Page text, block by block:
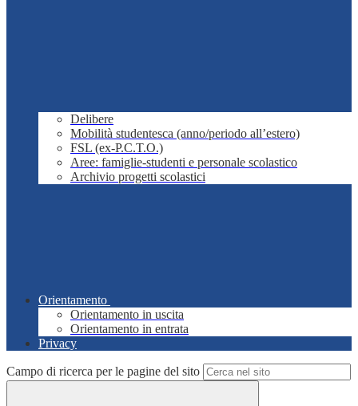
Delibere
Mobilità studentesca (anno/periodo all’estero)
FSL (ex-P.C.T.O.)
Aree: famiglie-studenti e personale scolastico
Archivio progetti scolastici
Orientamento
Orientamento in uscita
Orientamento in entrata
Privacy
Campo di ricerca per le pagine del sito